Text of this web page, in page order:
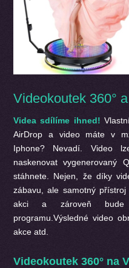
Videokoutek 360°
Videa sdílíme ihned!
AirDrop a video máte v
Iphone? Nevadí. Video
naskenovat
stáhnete. Nejen, že díky
zábavu, ale samotný
akci a zároveň bude
programu.Výsledné video
akce atd.
Videokoutek 360° na